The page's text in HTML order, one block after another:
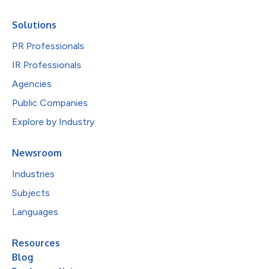
Solutions
PR Professionals
IR Professionals
Agencies
Public Companies
Explore by Industry
Newsroom
Industries
Subjects
Languages
Resources
Blog